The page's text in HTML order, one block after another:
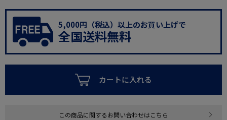
5,000円（税込）以上のお買い上げで
全国送料無料
カートに入れる
この商品に関するお問い合わせはこちら